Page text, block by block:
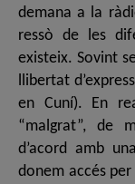
demana a la
ressò de les
existeix. Sovint
llibertat
en Cuní). En
“malgrat”, de
d’acord amb
donem accés